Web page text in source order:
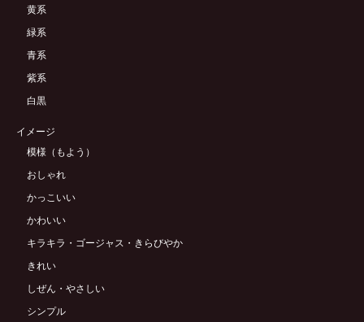
黄系
緑系
青系
紫系
白黒
イメージ
模様（もよう）
おしゃれ
かっこいい
かわいい
キラキラ・ゴージャス・きらびやか
きれい
しぜん・やさしい
シンプル